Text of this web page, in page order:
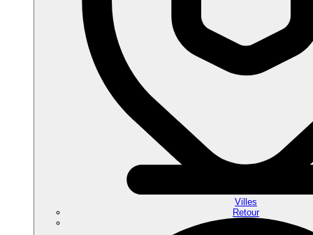
Villes
Retour